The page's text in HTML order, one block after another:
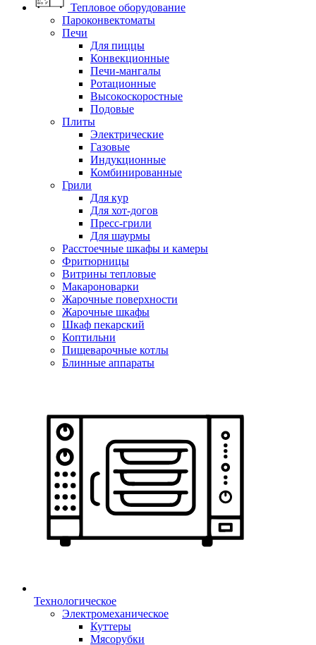
Тепловое оборудование
Пароконвектоматы
Печи
Для пиццы
Конвекционные
Печи-мангалы
Ротационные
Высокоскоростные
Подовые
Плиты
Электрические
Газовые
Индукционные
Комбинированные
Грили
Для кур
Для хот-догов
Пресс-грили
Для шаурмы
Расстоечные шкафы и камеры
Фритюрницы
Витрины тепловые
Макароноварки
Жарочные поверхности
Жарочные шкафы
Шкаф пекарский
Коптильни
Пищеварочные котлы
Блинные аппараты
Технологическое
Электромеханическое
Куттеры
Мясорубки